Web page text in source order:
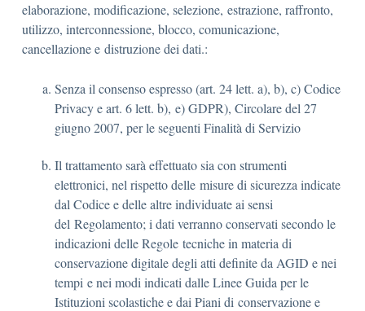
elaborazione, modificazione, selezione, estrazione, raffronto,
utilizzo, interconnessione, blocco, comunicazione,
cancellazione e distruzione dei dati.:
Senza il consenso espresso (art. 24 lett. a), b), c) Codice
Privacy e art. 6 lett. b), e) GDPR), Circolare del 27
giugno 2007, per le seguenti Finalità di Servizio
Il trattamento sarà effettuato sia con strumenti
elettronici, nel rispetto delle misure di sicurezza indicate
dal Codice e delle altre individuate ai sensi
del Regolamento; i dati verranno conservati secondo le
indicazioni delle Regole tecniche in materia di
conservazione digitale degli atti definite da AGID e nei
tempi e nei modi indicati dalle Linee Guida per le
Istituzioni scolastiche e dai Piani di conservazione e